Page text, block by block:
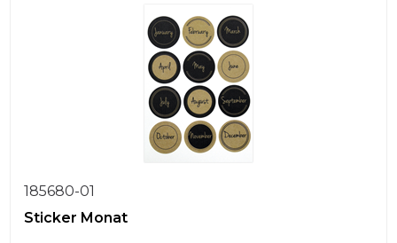
185680-01
Sticker Monat